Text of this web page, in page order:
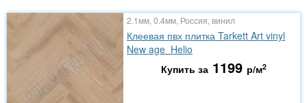
2.1мм, 0.4мм, Россия, винил
Клеевая пвх плитка Tarkett Art vinyl
New age Helio
Купить за 1199 р/м2